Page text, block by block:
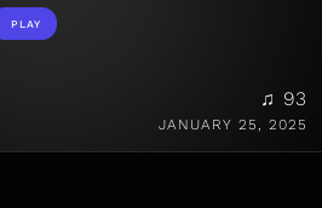
PLAY
♫ 93
JANUARY 25, 2025